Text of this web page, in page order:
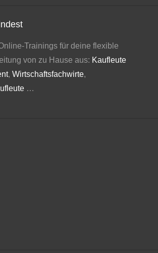
Trainings für deine flexible
von zu Hause aus: Kaufleute
, Wirtschaftsfachwirte,
…